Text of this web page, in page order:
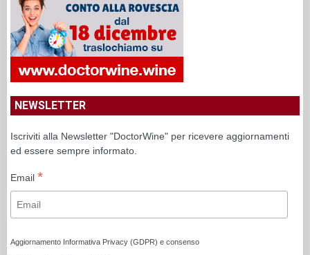
NEWSLETTER
Iscriviti alla Newsletter "DoctorWine" per ricevere aggiornamenti
ed essere sempre informato.
Email *
Aggiornamento Informativa Privacy (GDPR) e consenso